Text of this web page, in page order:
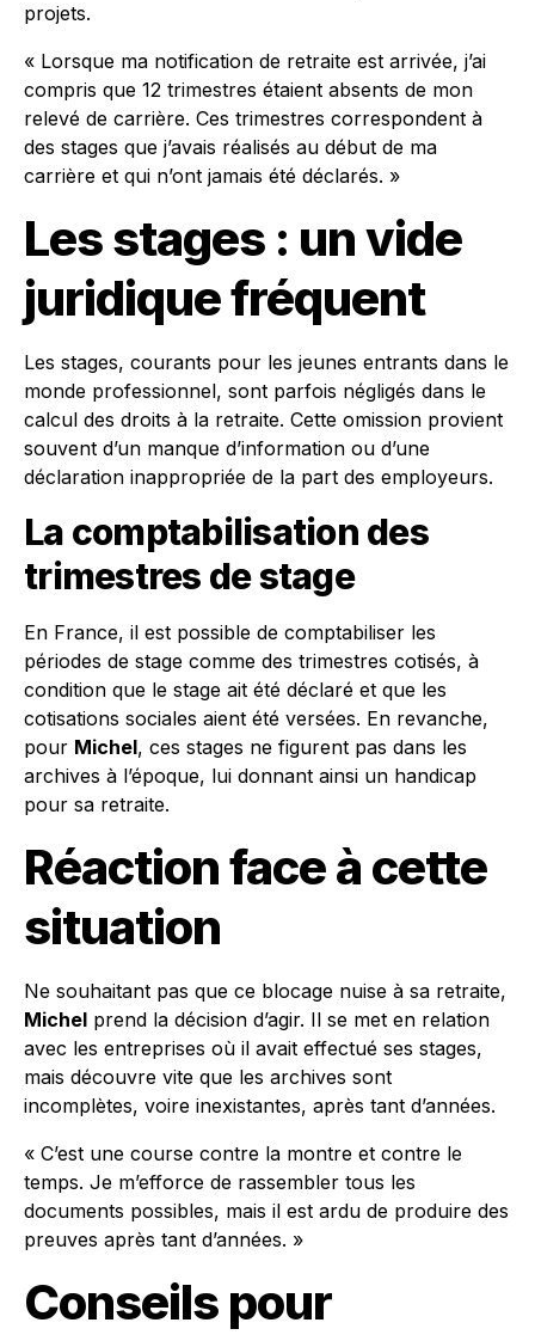
projets.
« Lorsque ma notification de retraite est arrivée, j’ai
compris que 12 trimestres étaient absents de mon
relevé de carrière. Ces trimestres correspondent à
des stages que j’avais réalisés au début de ma
carrière et qui n’ont jamais été déclarés. »
Les stages : un vide
juridique fréquent
Les stages, courants pour les jeunes entrants dans le
monde professionnel, sont parfois négligés dans le
calcul des droits à la retraite. Cette omission provient
souvent d’un manque d’information ou d’une
déclaration inappropriée de la part des employeurs.
La comptabilisation des
trimestres de stage
En France, il est possible de comptabiliser les
périodes de stage comme des trimestres cotisés, à
condition que le stage ait été déclaré et que les
cotisations sociales aient été versées. En revanche,
pour Michel, ces stages ne figurent pas dans les
archives à l’époque, lui donnant ainsi un handicap
pour sa retraite.
Réaction face à cette
situation
Ne souhaitant pas que ce blocage nuise à sa retraite,
Michel prend la décision d’agir. Il se met en relation
avec les entreprises où il avait effectué ses stages,
mais découvre vite que les archives sont
incomplètes, voire inexistantes, après tant d’années.
« C’est une course contre la montre et contre le
temps. Je m’efforce de rassembler tous les
documents possibles, mais il est ardu de produire des
preuves après tant d’années. »
Conseils pour